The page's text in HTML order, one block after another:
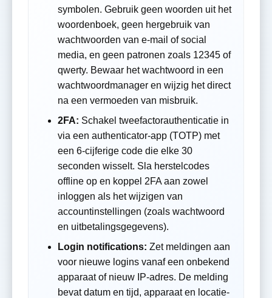
symbolen. Gebruik geen woorden uit het
woordenboek, geen hergebruik van
wachtwoorden van e-mail of social
media, en geen patronen zoals 12345 of
qwerty. Bewaar het wachtwoord in een
wachtwoordmanager en wijzig het direct
na een vermoeden van misbruik.
2FA: Schakel tweefactorauthenticatie in
via een authenticator-app (TOTP) met
een 6-cijferige code die elke 30
seconden wisselt. Sla herstelcodes
offline op en koppel 2FA aan zowel
inloggen als het wijzigen van
accountinstellingen (zoals wachtwoord
en uitbetalingsgegevens).
Login notifications: Zet meldingen aan
voor nieuwe logins vanaf een onbekend
apparaat of nieuw IP-adres. De melding
bevat datum en tijd, apparaat en locatie-